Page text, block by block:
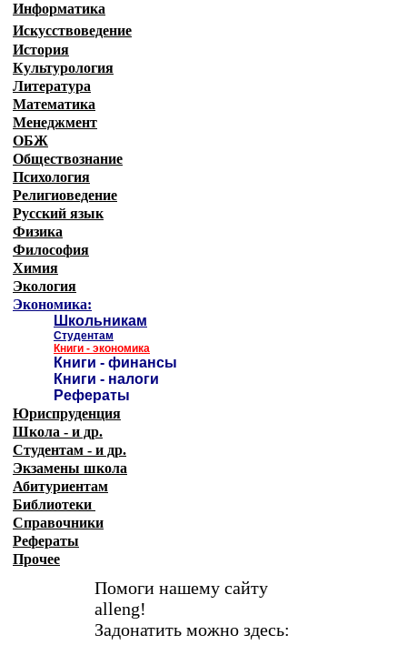
Информатика
Искусствоведение
История
Культурология
Литература
Математика
Менеджмент
ОБЖ
Обществознание
Психология
Религиоведение
Русский язык
Физика
Философия
Химия
Экология
Экономика:
Школьникам
Студентам
Книги - экономика
Книги - финансы
Книги - налоги
Рефераты
Юриспруденция
Школа - и др.
Студентам - и др.
Экзамены школа
Абитуриентам
Библиотеки
Справочники
Рефераты
Прочее
Помоги нашему сайту
alleng!
Задонатить можно здесь: